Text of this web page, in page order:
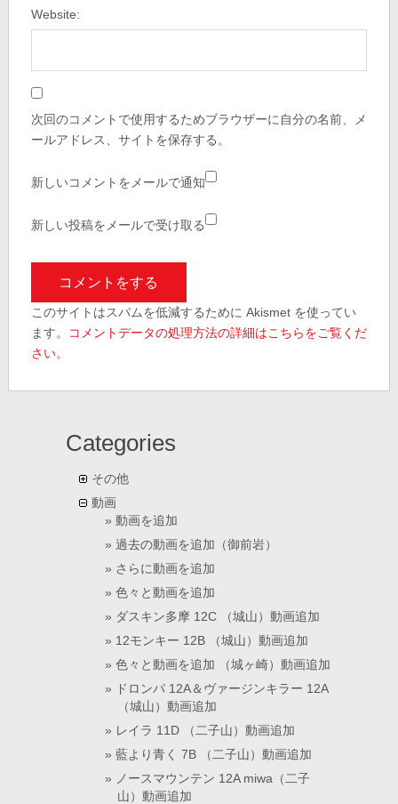
Website:
次回のコメントで使用するためブラウザーに自分の名前、メ
ールアドレス、サイトを保存する。
新しいコメントをメールで通知
新しい投稿をメールで受け取る
このサイトはスパムを低減するために Akismet を使ってい
ます。
コメントデータの処理方法の詳細はこちらをご覧くだ
さい。
Categories
その他
動画
動画を追加
過去の動画を追加（御前岩）
さらに動画を追加
色々と動画を追加
ダスキン多摩 12C （城山）動画追加
12モンキー 12B （城山）動画追加
色々と動画を追加 （城ヶ崎）動画追加
ドロンパ 12A＆ヴァージンキラー 12A
（城山）動画追加
レイラ 11D （二子山）動画追加
藍より青く 7B （二子山）動画追加
ノースマウンテン 12A miwa（二子
山）動画追加